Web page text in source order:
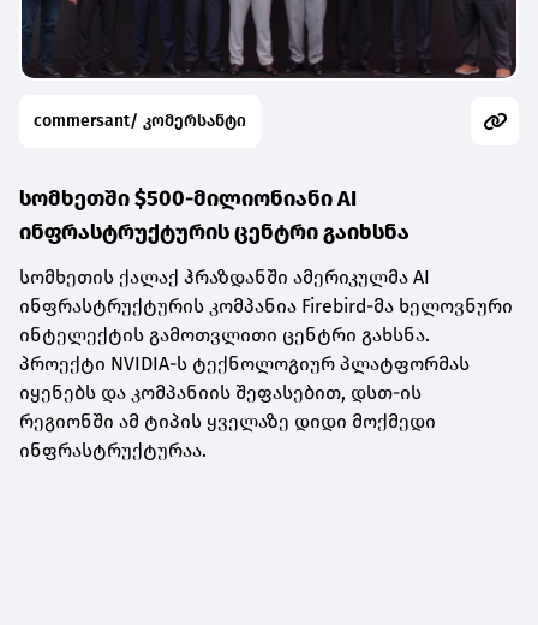
commersant/ კომერსანტი
სომხეთში $500-მილიონიანი AI
ინფრასტრუქტურის ცენტრი გაიხსნა
სომხეთის ქალაქ ჰრაზდანში ამერიკულმა AI
ინფრასტრუქტურის კომპანია Firebird-მა ხელოვნური
ინტელექტის გამოთვლითი ცენტრი გახსნა.
პროექტი NVIDIA-ს ტექნოლოგიურ პლატფორმას
იყენებს და კომპანიის შეფასებით, დსთ-ის
რეგიონში ამ ტიპის ყველაზე დიდი მოქმედი
ინფრასტრუქტურაა.